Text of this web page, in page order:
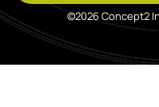
©2026 Concept2